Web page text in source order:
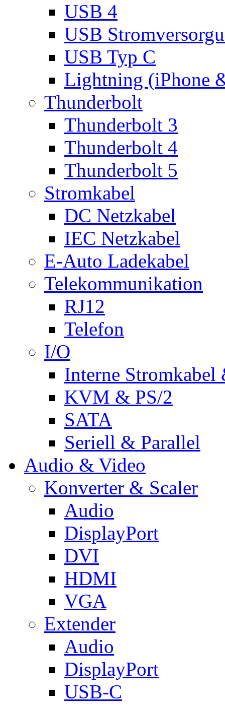
USB 4
USB
USB Typ C
Lightning (iPhone
Thunderbolt
Thunderbolt 3
Thunderbolt 4
Thunderbolt 5
Stromkabel
DC Netzkabel
IEC Netzkabel
E-Auto Ladekabel
Telekommunikation
RJ12
Telefon
I/O
Interne Stromkabel
KVM & PS/2
SATA
Seriell & Parallel
Audio & Video
Konverter & Scaler
Audio
DisplayPort
DVI
HDMI
VGA
Extender
Audio
DisplayPort
USB-C